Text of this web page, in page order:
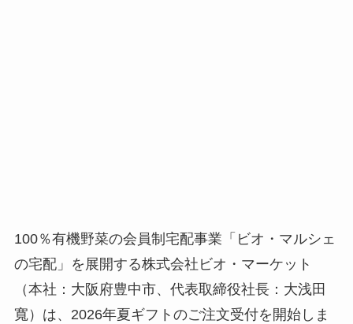
100％有機野菜の会員制宅配事業「ビオ・マルシェ
の宅配」を展開する株式会社ビオ・マーケット
（本社：大阪府豊中市、代表取締役社長：大浅田
寬）は、2026年夏ギフトのご注文受付を開始しま